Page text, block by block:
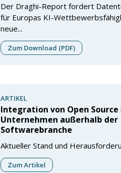
Der Draghi-Report fordert
für Europas KI-
neue...
Zum Download (PDF)
ARTIKEL
Integration von Open Source
Unternehmen außerhalb der
Softwarebranche
Aktueller Stand und
Zum Artikel